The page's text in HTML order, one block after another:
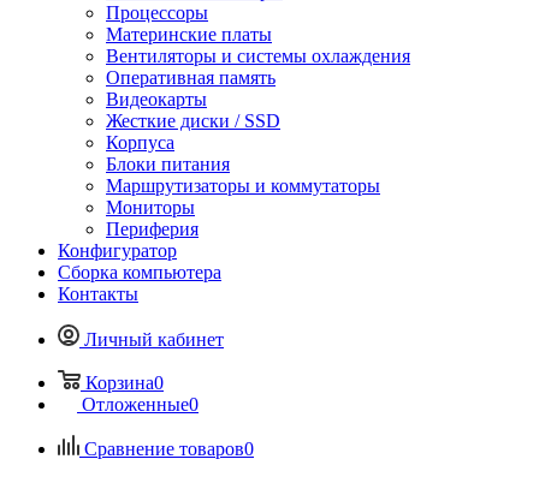
Процессоры
Материнские платы
Вентиляторы и системы охлаждения
Оперативная память
Видеокарты
Жесткие диски / SSD
Корпуса
Блоки питания
Маршрутизаторы и коммутаторы
Мониторы
Периферия
Конфигуратор
Сборка компьютера
Контакты
Личный кабинет
Корзина0
Отложенные0
Сравнение товаров0